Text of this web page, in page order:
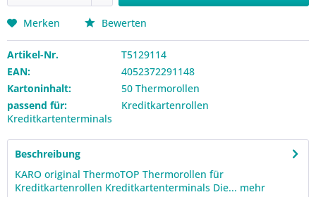
Merken Bewerten
Artikel-Nr.
T5129114
EAN:
4052372291148
Kartoninhalt:
50 Thermorollen
passend für:
Kreditkartenrollen
Kreditkartenterminals
Beschreibung
KARO original ThermoTOP Thermorollen für
Kreditkartenrollen Kreditkartenterminals Die... mehr